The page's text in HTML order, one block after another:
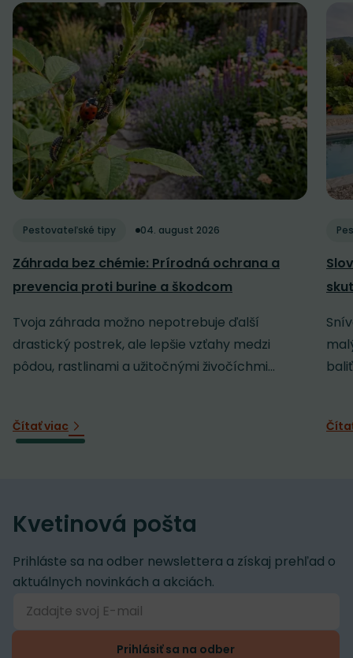
Pestovateľské tipy 04. august 2026
Záhrada bez chémie: Prírodná ochrana a
prevencia proti burine a škodcom
Tvoja záhrada možno nepotrebuje ďalší
drastický postrek, ale lepšie vzťahy medzi
pôdou, rastlinami a užitočnými živočíchmi...
Čítať viac
Kvetinová pošta
Prihláste sa na odber newslettera a získaj prehľad o
aktuálnych novinkách a akciách.
Prihlásiť sa na odber